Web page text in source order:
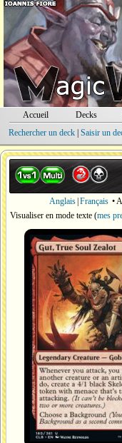
Accueil Decks
Rechercher un deck| Saisir un
Anglais Français •
Visualiser en mode texte (mes